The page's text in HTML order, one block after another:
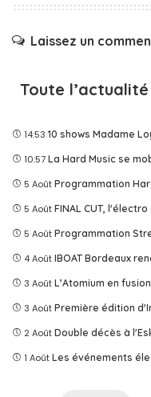
Laissez un
Toute l’actualité
14:53 10 shows Madame
10:57 La Hard Music se
5 Août Programmation
5 Août FINAL CUT,
5 Août Programmation
4 Août IBOAT Bordeaux
3 Août L’Atomium en
3 Août Première édition
2 Août Double décès à
1 Août Les événements